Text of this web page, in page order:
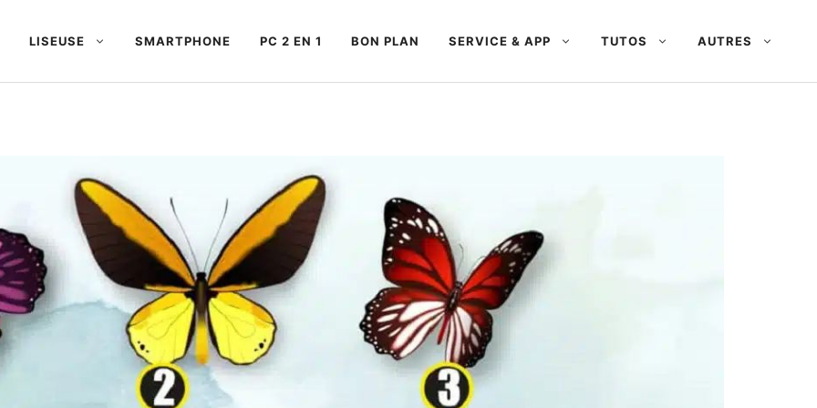
LISEUSE SMARTPHONE PC 2 EN 1 BON PLAN SERVICE & APP TUTOS AUTRES